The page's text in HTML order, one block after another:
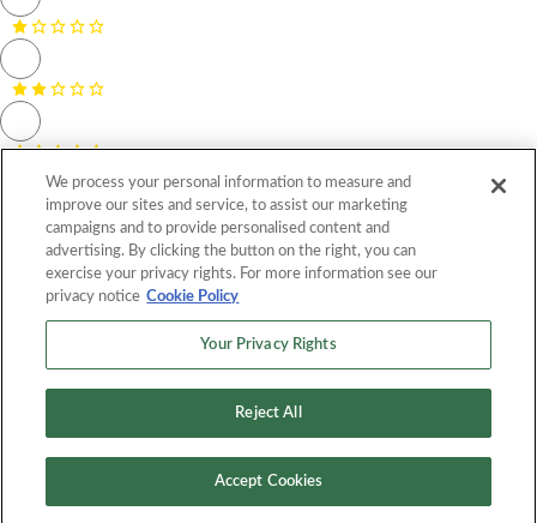
Calificar y revisar la receta
We process your personal information to measure and
improve our sites and service, to assist our marketing
campaigns and to provide personalised content and
advertising. By clicking the button on the right, you can
exercise your privacy rights. For more information see our
privacy notice Cookie Policy
Your Privacy Rights
Reject All
Accept Cookies